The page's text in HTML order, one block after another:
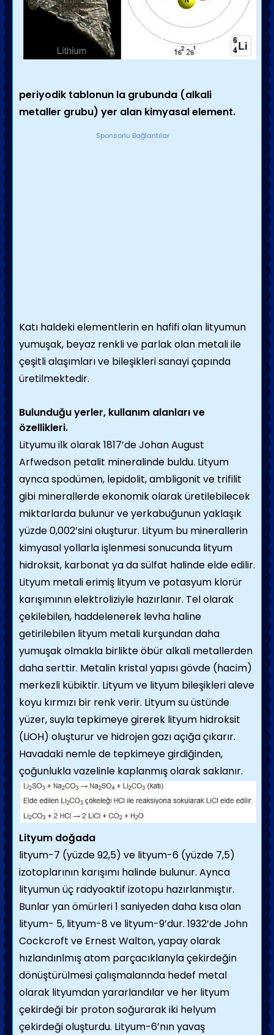
periyodik tablonun la grubunda (alkali
metaller grubu) yer alan kimyasal element.
Sponsorlu Bağlantılar
Katı haldeki elementlerin en hafifi olan lityumun
yumuşak, beyaz renkli ve parlak olan metali ile
çeşitli alaşımları ve bileşikleri sanayi çapında
üretilmektedir.
Bulunduğu yerler, kullanım alanları ve
özellikleri.
Lityumu ilk olarak 1817’de Johan August
Arfwedson petalit mineralinde buldu. Lityum
aynca spodümen, lepidolit, ambligonit ve trifilit
gibi minerallerde ekonomik olarak üretilebilecek
miktarlarda bulunur ve yerkabuğunun yaklaşık
yüzde 0,002’sini oluşturur. Lityum bu minerallerin
kimyasal yollarla işlenmesi sonucunda lityum
hidroksit, karbonat ya da sülfat halinde elde edilir.
Lityum metali erimiş lityum ve potasyum klorür
karışımının elektroliziyle hazırlanır. Tel olarak
çekilebilen, haddelenerek levha haline
getirilebilen lityum metali kurşundan daha
yumuşak olmakla birlikte öbür alkali metallerden
daha serttir. Metalin kristal yapısı gövde (hacim)
merkezli kübiktir. Lityum ve lityum bileşikleri aleve
koyu kırmızı bir renk verir. Lityum su üstünde
yüzer, suyla tepkimeye girerek lityum hidroksit
(LiOH) oluşturur ve hidrojen gazı açığa çıkarır.
Havadaki nemle de tepkimeye girdiğinden,
çoğunlukla vazelinle kaplanmış olarak saklanır.
Lityum doğada
lityum-7 (yüzde 92,5) ve lityum-6 (yüzde 7,5)
izotoplarının karışımı halinde bulunur. Aynca
lityumun üç radyoaktif izotopu hazırlanmıştır.
Bunlar yan ömürleri 1 saniyeden daha kısa olan
lityum- 5, lityum-8 ve lityum-9’dur. 1932’de John
Cockcroft ve Ernest Walton, yapay olarak
hızlandınlmış atom parçacıklanyla çekirdeğin
dönüştürülmesi çalışmalannda hedef metal
olarak lityumdan yararlandılar ve her lityum
çekirdeği bir proton soğurarak iki helyum
çekirdeği oluşturdu. Lityum-6’nın yavaş